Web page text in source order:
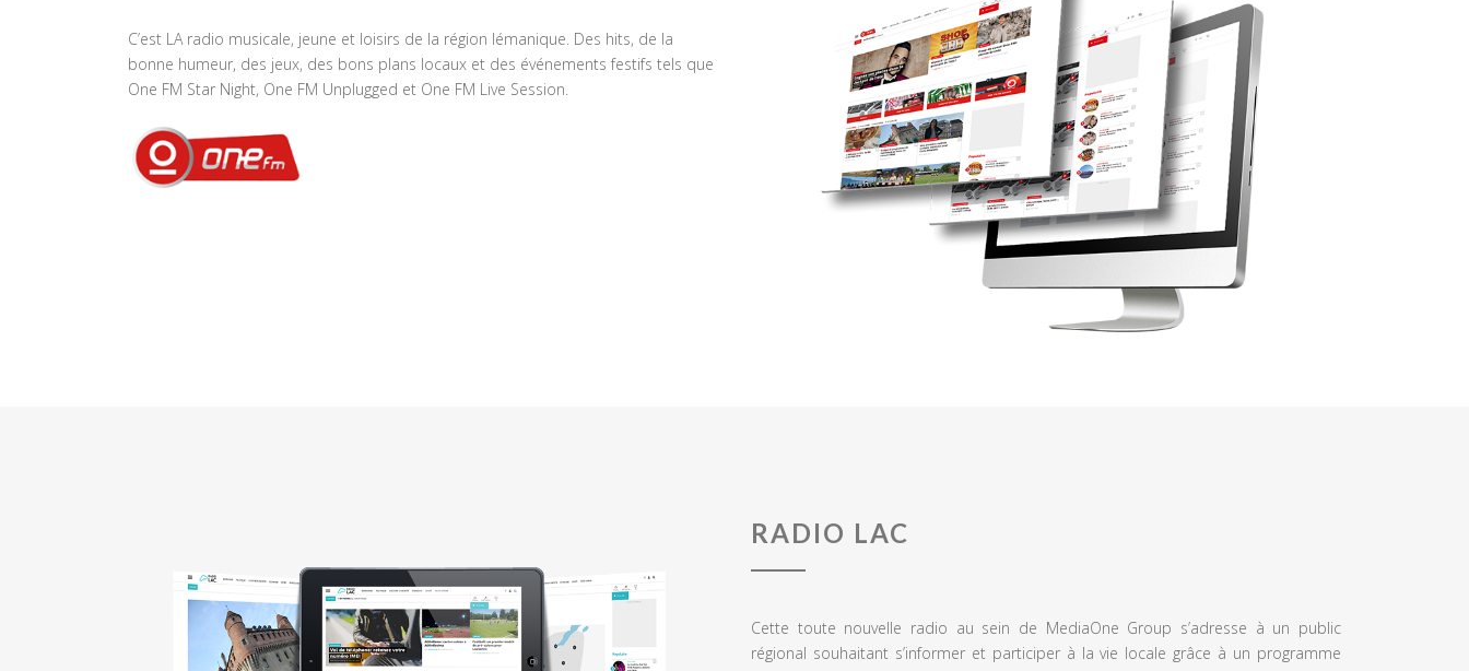
C’est LA radio musicale, jeune et loisirs de la région lémanique. Des hits, de la
bonne humeur, des jeux, des bons plans locaux et des événements festifs tels que
One FM Star Night, One FM Unplugged et One FM Live Session.
RADIO LAC
Cette toute nouvelle radio au sein de MediaOne Group s’adresse à un public
régional souhaitant s’informer et participer à la vie locale grâce à un programme